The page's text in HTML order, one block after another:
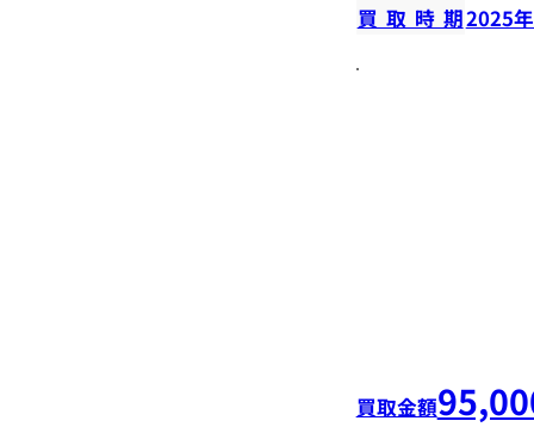
買取時期2025
買取金額